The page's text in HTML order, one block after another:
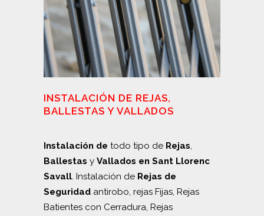
INSTALACIÓN DE REJAS,
BALLESTAS Y VALLADOS
Instalación de todo tipo de Rejas,
Ballestas y Vallados en Sant Llorenc
Savall. Instalación de Rejas de
Seguridad antirobo, rejas Fijas, Rejas
Batientes con Cerradura, Rejas